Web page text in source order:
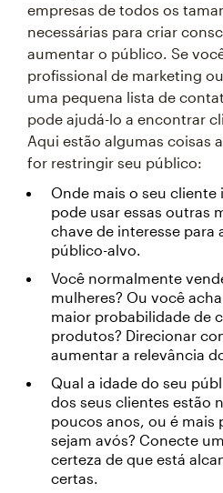
empresas de todos os
necessárias para criar
aumentar o público. Se
profissional de marketing
uma pequena lista de
pode ajudá-lo a encontrar
Aqui estão algumas coisas
for restringir seu público:
Onde mais o seu cliente
pode usar essas outras
chave de interesse para
público-alvo.
Você normalmente
mulheres? Ou você
maior probabilidade de
produtos? Direcionar
aumentar a relevância
Qual a idade do seu
dos seus clientes estão
poucos anos, ou é mais
sejam avós? Conecte
certeza de que está
certas.